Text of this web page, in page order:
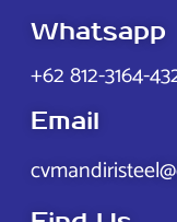
Whatsapp
+62 812-3164-
Email